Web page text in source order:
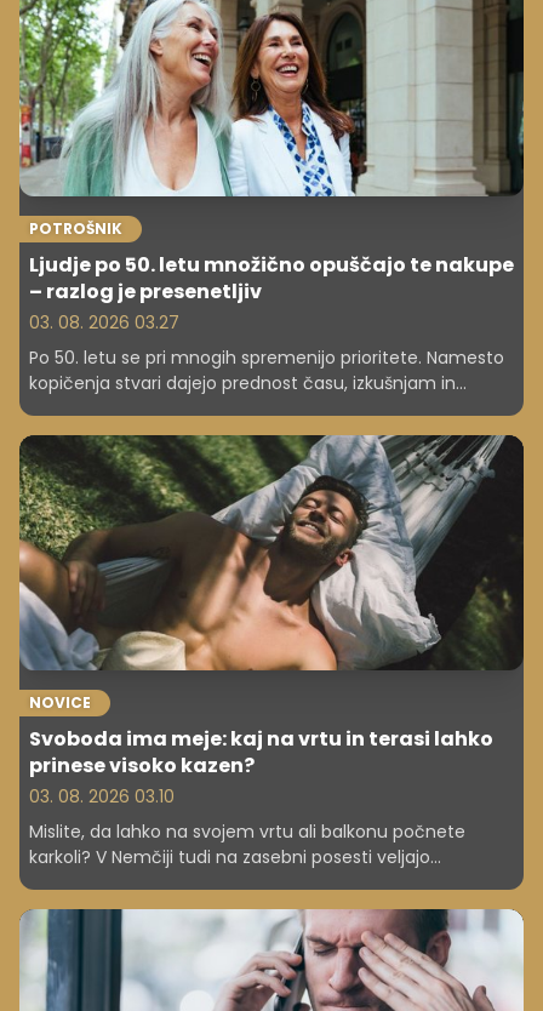
POTROŠNIK
Ljudje po 50. letu množično opuščajo te nakupe
– razlog je presenetljiv
03. 08. 2026 03.27
Po 50. letu se pri mnogih spremenijo prioritete. Namesto
kopičenja stvari dajejo prednost času, izkušnjam in
notranjemu miru. Katerih predmetov pogosto ne
kupujejo več?
NOVICE
Svoboda ima meje: kaj na vrtu in terasi lahko
prinese visoko kazen?
03. 08. 2026 03.10
Mislite, da lahko na svojem vrtu ali balkonu počnete
karkoli? V Nemčiji tudi na zasebni posesti veljajo
določene omejitve, kršitve pa lahko prinesejo kazen do
1.000 evrov.